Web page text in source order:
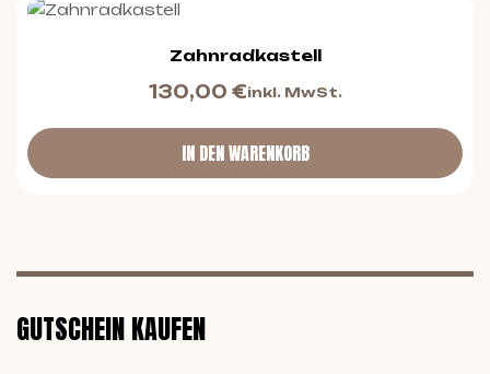
Zahnradkastell
130,00 €inkl. MwSt.
IN DEN WARENKORB
GUTSCHEIN KAUFEN